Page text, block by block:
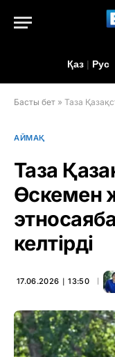
Қаз | Рус
Басты бет » Таза
АЙМАҚ
Таза
Өскемен
келтірді
17.06.2026 ∣ 13:50